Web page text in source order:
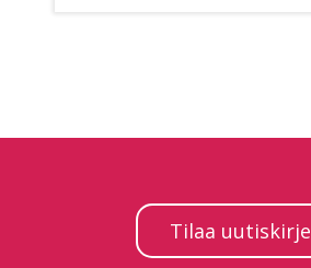
Tilaa uutiskirje